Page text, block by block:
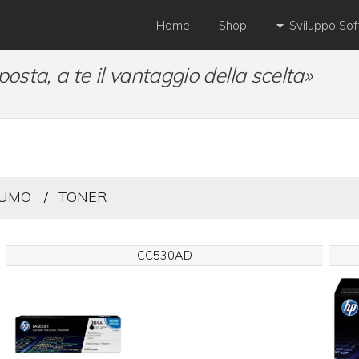
Home Shop Sviluppo
a te il vantaggio della scelta»
TONER
CC530AD